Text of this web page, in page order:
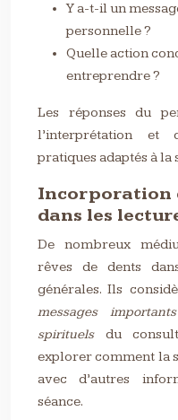
Y a-t-il un
personnelle ?
Quelle action
entreprendre ?
Les réponses du
l’interprétation et
pratiques adaptés à
Incorporation
dans les
De nombreux
rêves de dents
générales. Ils
messages
spirituels du
explorer comment la
avec d’autres
séance.